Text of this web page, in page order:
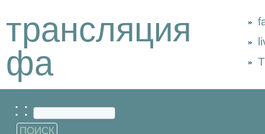
трансляция
фа
: :